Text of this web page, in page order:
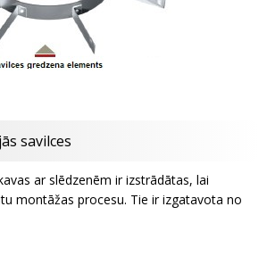
savilces
ar slēdzenēm ir izstrādātas, lai
montāžas procesu. Tie ir izgatavota no